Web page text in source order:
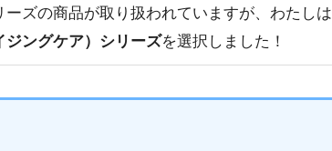
ズの商品が取り扱われていますが、わたしは
ジングケア）シリーズを選択しました！